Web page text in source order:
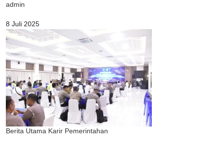
admin
8 Juli 2025
Berita Utama Karir Pemerintahan